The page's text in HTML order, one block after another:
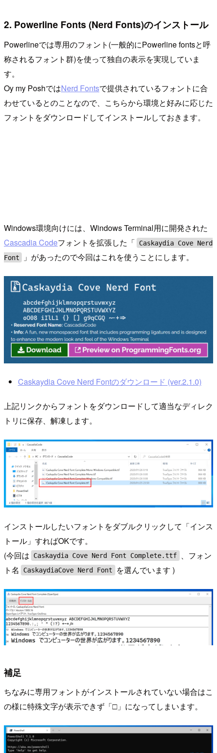
2. Powerline Fonts (Nerd Fonts)のインストール
Powerlineでは専用のフォント(一般的にPowerline fontsと呼
称されるフォント群)を使って独自の表示を実現していま
す。
Oy my PoshではNerd Fontsで提供されているフォントに合
わせているとのことなので、こちらから環境と好みに応じた
フォントをダウンロードしてインストールしておきます。
Windows環境向けには、Windows Terminal用に開発された
Cascadia Codeフォントを拡張した「
Caskaydia Cove Nerd
Font
」があったので今回はこれを使うことにします。
Caskaydia Cove Nerd Fontのダウンロード (ver.2.1.0)
上記リンクからフォントをダウンロードして適当なディレク
トリに保存、解凍します。
インストールしたいフォントをダブルクリックして「インス
トール」すればOKです。
(今回は
Caskaydia Cove Nerd Font Complete.ttf
、フォン
ト名
CaskaydiaCove Nerd Font を選んでいます )
補足
ちなみに専用フォントがインストールされていない場合はこ
の様に特殊文字が表示できず「□」になってしまいます。